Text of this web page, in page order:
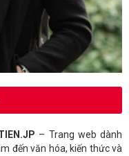
– Trang web dành
đến văn hóa, kiến thức và